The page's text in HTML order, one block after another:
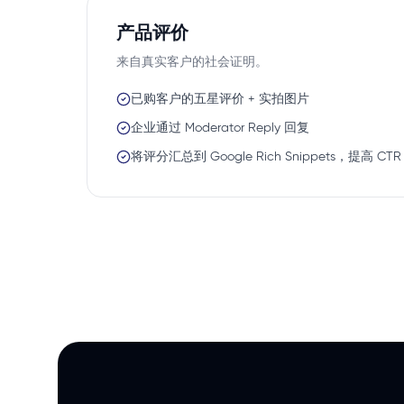
产品评价
来自真实客户的社会证明。
已购客户的五星评价 + 实拍图片
企业通过 Moderator Reply 回复
将评分汇总到 Google Rich Snippets，提高 CTR